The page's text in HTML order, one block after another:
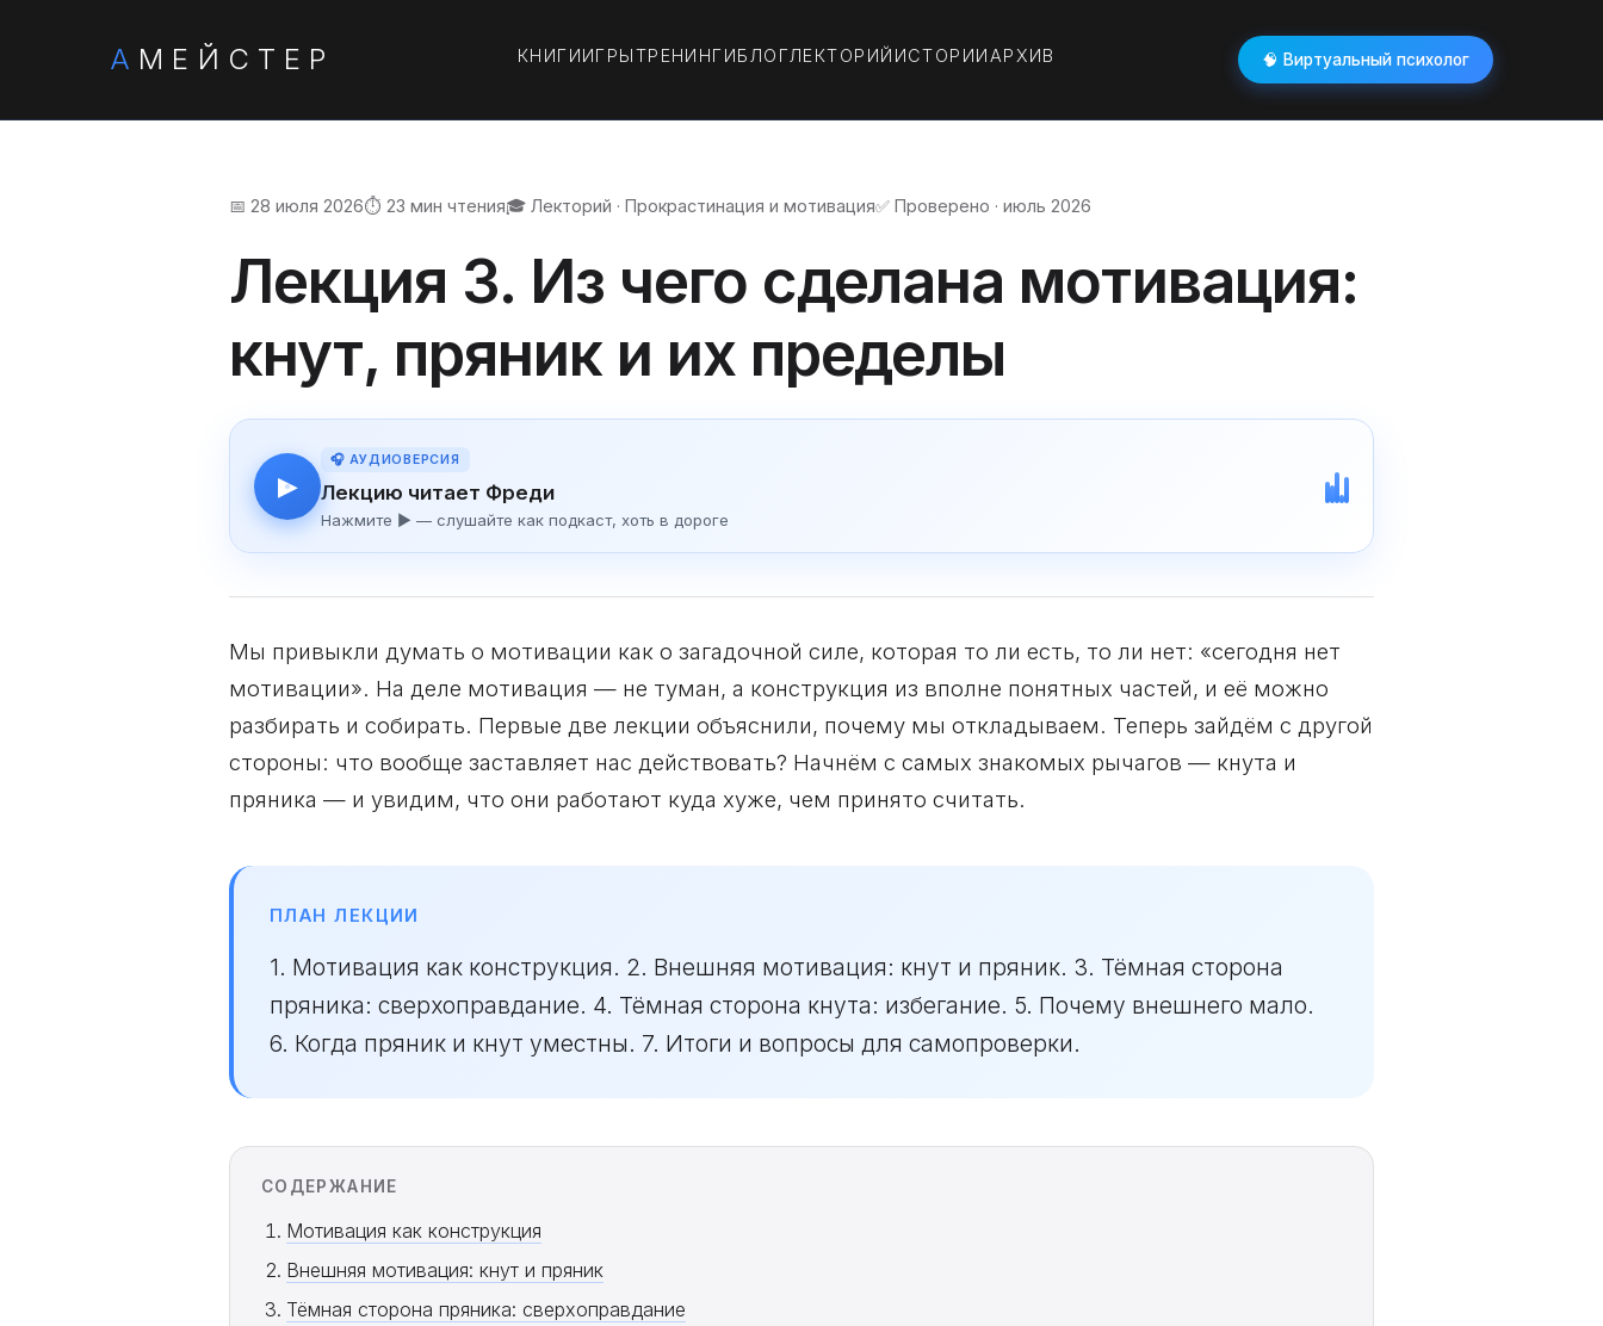
А МЕЙСТЕР КНИГИИГРЫТРЕНИНГИБЛОГЛЕКТОРИЙ ИСТОРИИ АРХИВ 🧠 Виртуальный психолог
📅 28 июля 2026⏱️ 23 мин чтения🎓 Лекторий · Прокрастинация и мотивация✅ Проверено · июль 2026
Лекция 3. Из чего сделана мотивация:
кнут, пряник и их пределы
▶
🎧 АУДИОВЕРСИЯ
Лекцию читает Фреди
Нажмите ▶ — слушайте как подкаст, хоть в дороге
Мы привыкли думать о мотивации как о загадочной силе, которая то ли есть, то ли нет: «сегодня нет
мотивации». На деле мотивация — не туман, а конструкция из вполне понятных частей, и её можно
разбирать и собирать. Первые две лекции объяснили, почему мы откладываем. Теперь зайдём с другой
стороны: что вообще заставляет нас действовать? Начнём с самых знакомых рычагов — кнута и
пряника — и увидим, что они работают куда хуже, чем принято считать.
ПЛАН ЛЕКЦИИ
1. Мотивация как конструкция. 2. Внешняя мотивация: кнут и пряник. 3. Тёмная сторона
пряника: сверхоправдание. 4. Тёмная сторона кнута: избегание. 5. Почему внешнего мало.
6. Когда пряник и кнут уместны. 7. Итоги и вопросы для самопроверки.
СОДЕРЖАНИЕ
Мотивация как конструкция
Внешняя мотивация: кнут и пряник
Тёмная сторона пряника: сверхоправдание